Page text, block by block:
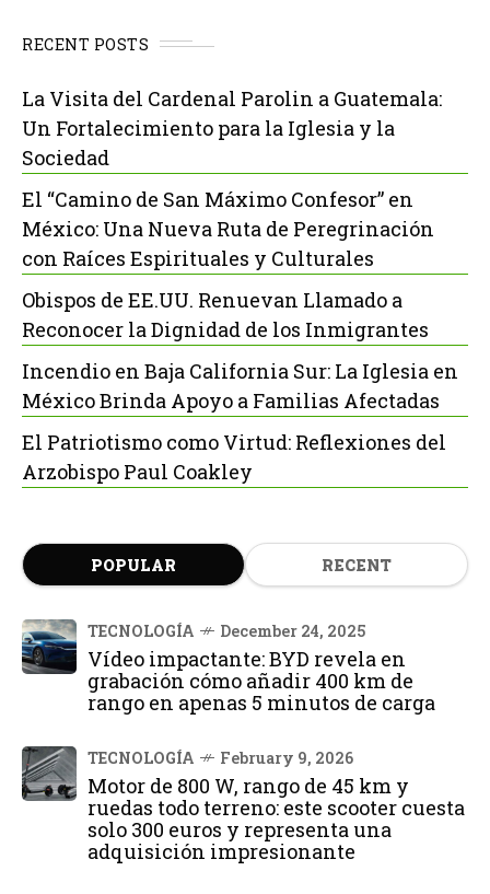
RECENT POSTS
La Visita del Cardenal Parolin a Guatemala:
Un Fortalecimiento para la Iglesia y la
Sociedad
El “Camino de San Máximo Confesor” en
México: Una Nueva Ruta de Peregrinación
con Raíces Espirituales y Culturales
Obispos de EE.UU. Renuevan Llamado a
Reconocer la Dignidad de los Inmigrantes
Incendio en Baja California Sur: La Iglesia en
México Brinda Apoyo a Familias Afectadas
El Patriotismo como Virtud: Reflexiones del
Arzobispo Paul Coakley
POPULAR RECENT
TECNOLOGÍA December 24, 2025
Vídeo impactante: BYD revela en
grabación cómo añadir 400 km de
rango en apenas 5 minutos de carga
TECNOLOGÍA February 9, 2026
Motor de 800 W, rango de 45 km y
ruedas todo terreno: este scooter cuesta
solo 300 euros y representa una
adquisición impresionante